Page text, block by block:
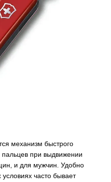
механизм быстрого
при выдвижении
и для мужчин. Удобно
часто бывает